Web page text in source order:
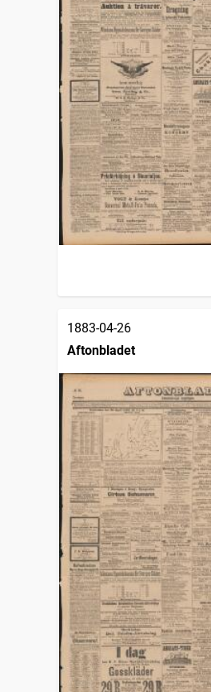
1883-04-26
Aftonbladet